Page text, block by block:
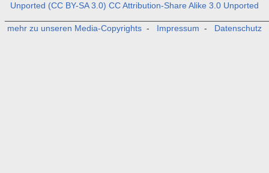
Unported (CC BY-SA 3.0) CC Attribution-Share Alike 3.0 Unported
mehr zu unseren Media-Copyrights - Impressum - Datenschutz